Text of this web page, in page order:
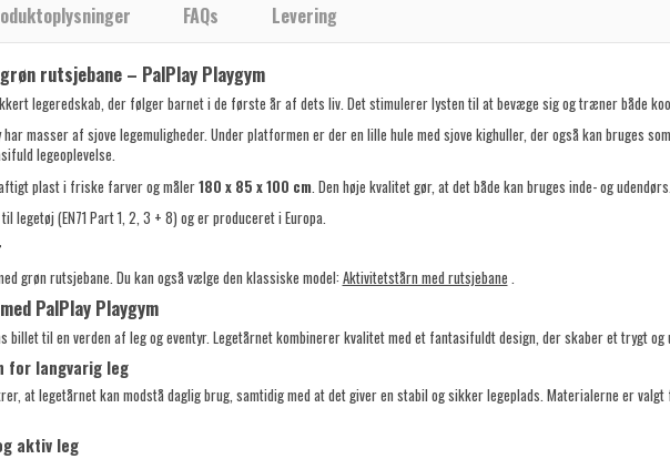
FAQs Levering
rutsjebane – PalPlay Playgym
legeredskab, der følger barnet i de første år af dets liv. Det stimulerer lysten til at bevæge sig og træner både
masser af sjove legemuligheder. Under platformen er der en lille hule med sjove kighuller, der også kan bruges
legeoplevelse.
plast i friske farver og måler180 x 85 x 100 cm . Den høje kvalitet gør, at det både kan bruges inde- og udendørs.
legetøj (EN71 Part 1, 2, 3 + 8) og er produceret i Europa.
grøn rutsjebane. Du kan også vælge den klassiske model: Aktivitetstårn med rutsjebane
PalPlay Playgym
billet til en verden af leg og eventyr. Legetårnet kombinerer kvalitet med et fantasifuldt design, der skaber et trygt
for langvarig leg
at legetårnet kan modstå daglig brug, samtidig med at det giver en stabil og sikker legeplads. Materialerne er
aktiv leg